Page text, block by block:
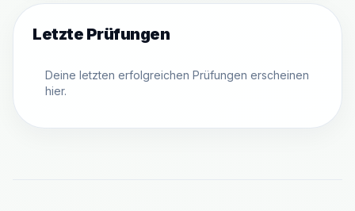
Letzte Prüfungen
Deine letzten erfolgreichen Prüfungen erscheinen
hier.